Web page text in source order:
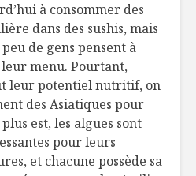
à consommer des
dans des sushis, mais
de gens pensent à
menu. Pourtant,
leur potentiel nutritif, on
des Asiatiques pour
est, les algues sont
pour leurs
et chacune possède sa